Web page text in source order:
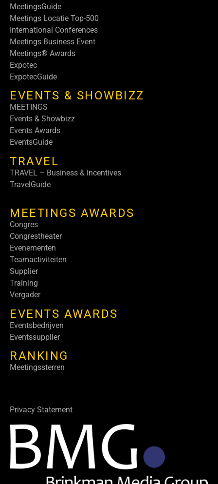
MeetingsGuide
Meetings Locatie Top-500
International Conferences
Meetings Business Event
Meetings® Awards
Expotec
ExpotecGuide
EVENTS & SHOWBIZZ
MEETINGS
Events & Showbizz
Events Awards
EventsGuide
TRAVEL
TRAVEL – Business & Incentives
TravelGuide
MEETINGS AWARDS
Congres
Congrestheater
Evenementen
Teamactiviteiten
Supplier
Training
Vergader
EVENTS AWARDS
Eventsbedrijven
Eventssupplier
RANKING
Meetingssterren
Privacy Statement